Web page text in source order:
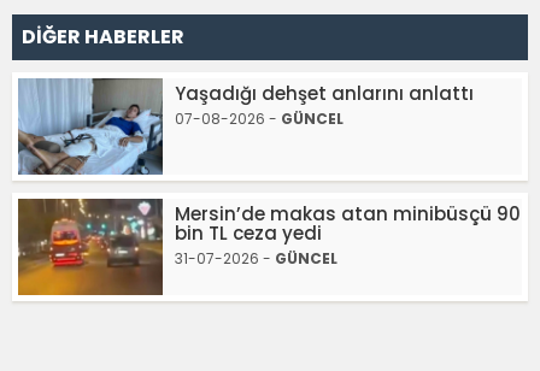
DİĞER HABERLER
Yaşadığı dehşet anlarını anlattı
07-08-2026 - GÜNCEL
Mersin’de makas atan minibüsçü 90
bin TL ceza yedi
31-07-2026 - GÜNCEL